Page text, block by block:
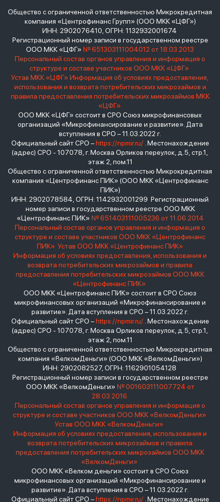
Общество с ограниченной ответственностью Микрокредитная
компания «Центрофинанс Групп» (ООО МКК «ЦФГ»)
ИНН: 2902076410, ОГРН: 1132932001674
Регистрационный номер записи в государственном реестре
ООО МКК «ЦФГ» № 651303111004012 от 18.03.2013
Персональный состав органов управления и информация о
структуре и составе участников ООО МКК «ЦФГ»
Устав МКК «ЦФГ» Информация об условиях предоставления,
использования и возврата потребительских микрозаймов и
правила предоставления потребительских микрозаймов МКК
«ЦФГ»
ООО МКК «ЦФГ» состоит в СРО Союз микрофинансовых
организаций «Микрофинансирование и развитие». Дата
вступления в СРО – 11.03.2022 г.
Официальный сайт СРО –https://npmir.ru/. Местонахождение
(адрес) СРО - 107078, г. Москва Орликов переулок, д.5, стр.1,
этаж 2, пом.11
Общество с ограниченной ответственностью Микрокредитная
компания «Центрофинанс ПИК» (ООО МКК «Центрофинанс
ПИК»)
ИНН: 2902078584, ОГРН: 1142932001299 Регистрационный
номер записи в государственном реестре ООО МКК
«Центрофинанс ПИК» № 651403111005236 от 11.06.2014
Персональный состав органов управления и информация о
структуре и составе участников ООО МКК «Центрофинанс
ПИК» Устав ООО МКК «Центрофинанс ПИК»
Информация об условиях предоставления, использования и
возврата потребительских микрозаймов и правила
предоставления потребительских микрозаймов ООО МКК
«Центрофинанс ПИК»
ООО МКК «Центрофинанс ПИК» состоит в СРО Союз
микрофинансовых организаций «Микрофинансирование и
развитие». Дата вступления в СРО – 11.03.2022 г.
Официальный сайт СРО –https://npmir.ru/. Местонахождение
(адрес) СРО - 107078, г. Москва Орликов переулок, д.5, стр.1,
этаж 2, пом.11
Общество с ограниченной ответственностью Микрокредитная
компания «ВелкомДеньги» (ООО МКК «ВелкомДеньги»)
ИНН: 2902082527, ОГРН: 1162901054128
Регистрационный номер записи в государственном реестре
ООО МКК «ВелкомДеньги» № 001603111007724 от
28.03.2016
Персональный состав органов управления и информация о
структуре и составе участников ООО МКК «ВелкомДеньги»
Устав ООО МКК «ВелкомДеньги»
Информация об условиях предоставления, использования и
возврата потребительских микрозаймов и правила
предоставления потребительских микрозаймов ООО МКК
«ВелкомДеньги»
ООО МКК «Велком деньги» состоит в СРО Союз
микрофинансовых организаций «Микрофинансирование и
развитие». Дата вступления в СРО – 11.03.2022 г.
Официальный сайт СРО –https://npmir.ru/. Местонахождение